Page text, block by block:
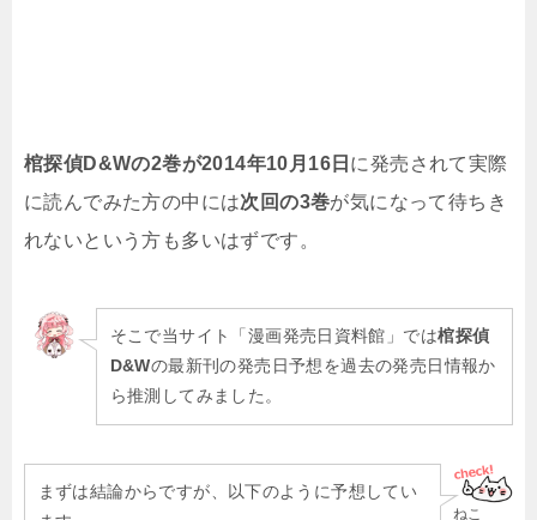
棺探偵D&Wの2巻が2014年10月16日 に発売されて実際
に読んでみた方の中には次回の3巻が気になって待ちき
れないという方も多いはずです。
そこで当サイト「漫画発売日資料館」では棺探偵
D&Wの最新刊の発売日予想を過去の発売日情報か
ら推測してみました。
ねこ
まずは結論からですが、以下のように予想してい